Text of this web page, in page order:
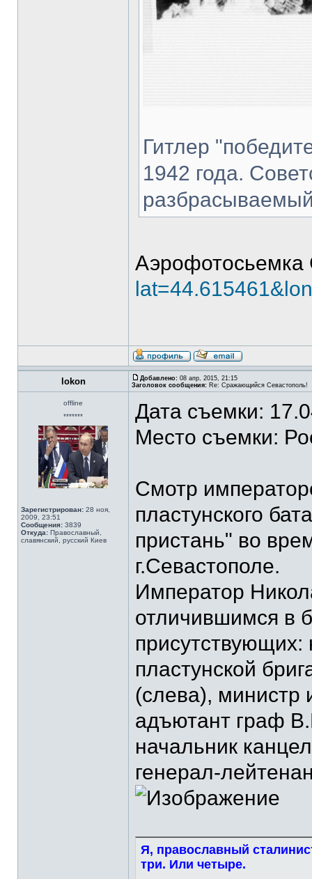
Гитлер
1942 года.
Аэрофотосьемка
lokon Добавлено: 08 апр, 2015, 21:15
Заголовок сообщения: Re: Сражающийся Севастополь!
offline
*******
Зарегистрирован: 28 ноя,
2009, 23:51
Сообщения: 3839
Откуда: Православный,
славянский, русский Киев
Дата съемки:
Место съемки:
Смотр
пластунского
пристань" во
г.Севастополе.
Император
отличившимся в
присутствующих:
пластунской
(слева), министр
адъютант граф
начальник
генерал-
Я, православный
три. Или четыре.